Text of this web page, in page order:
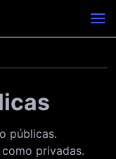
públicas.
privadas.